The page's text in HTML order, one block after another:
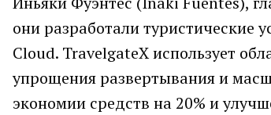
они разработали туристические
Cloud. TravelgateX использует
упрощения развертывания и
экономии средств на 20% и